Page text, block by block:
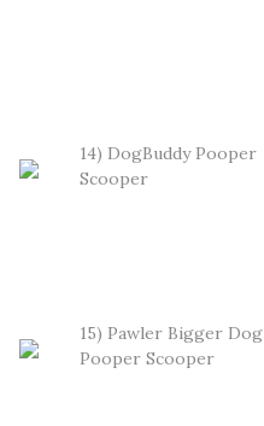
14) DogBuddy Pooper
Scooper
15) Pawler Bigger Dog
Pooper Scooper